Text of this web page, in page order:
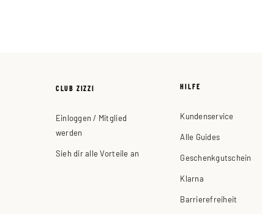
CLUB ZIZZI
Einloggen / Mitglied
werden
Sieh dir alle Vorteile an
HILFE
Kundenservice
Alle Guides
Geschenkgutschein
Klarna
Barrierefreiheit